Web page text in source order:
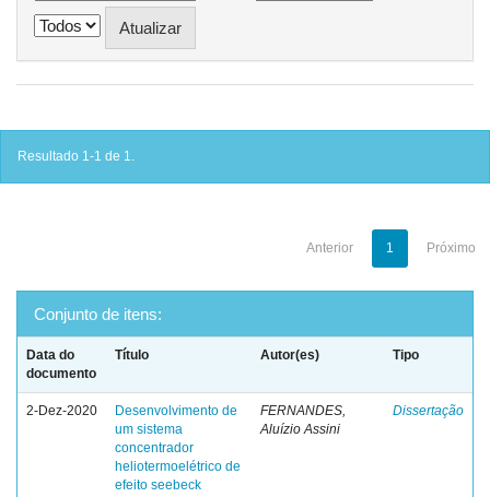
Resultado 1-1 de 1.
Anterior 1 Próximo
Conjunto de itens:
Data do
documento
Título Autor(es) Tipo
2-Dez-2020
Desenvolvimento de
um sistema
concentrador
heliotermoelétrico de
efeito seebeck
FERNANDES,
Aluízio Assini
Dissertação